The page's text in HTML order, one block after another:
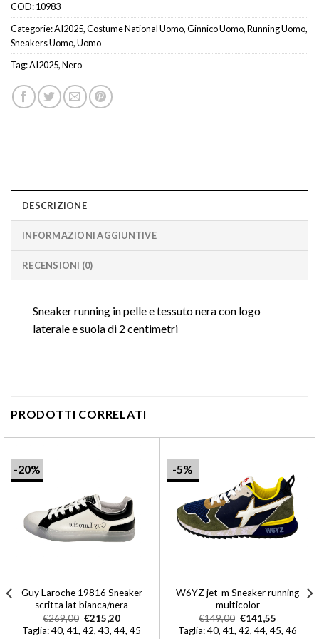
COD:10983
Categorie:AI2025,Costume National Uomo,Ginnico Uomo,Running Uomo,
Sneakers Uomo,Uomo
Tag:AI2025,Nero
DESCRIZIONE
INFORMAZIONI AGGIUNTIVE
RECENSIONI (0)
Sneaker running in pelle e tessuto nera con logo
laterale e suola di 2 centimetri
PRODOTTI CORRELATI
-20%
Guy Laroche 19816 Sneaker
scritta lat bianca/nera
€269,00 €215,20
Taglia: 40, 41, 42, 43, 44, 45
-5%
W6YZ jet-m Sneaker running
multicolor
€149,00 €141,55
Taglia: 40, 41, 42, 44, 45, 46